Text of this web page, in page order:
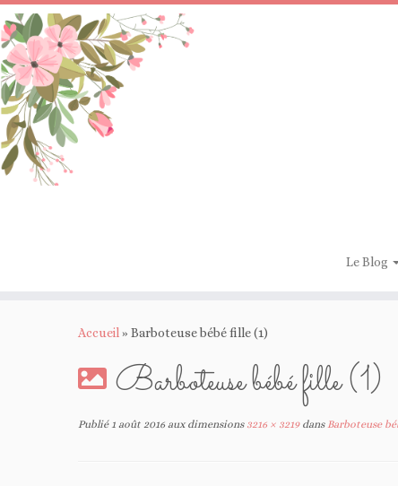
Passer
au
contenu
Le Blog
Accueil » Barboteuse bébé fille (1)
Barboteuse bébé fille (1)
Publié 1 août 2016 aux dimensions3216 × 3219dansBarboteuse